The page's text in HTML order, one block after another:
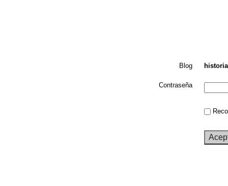
Blog
Contraseña